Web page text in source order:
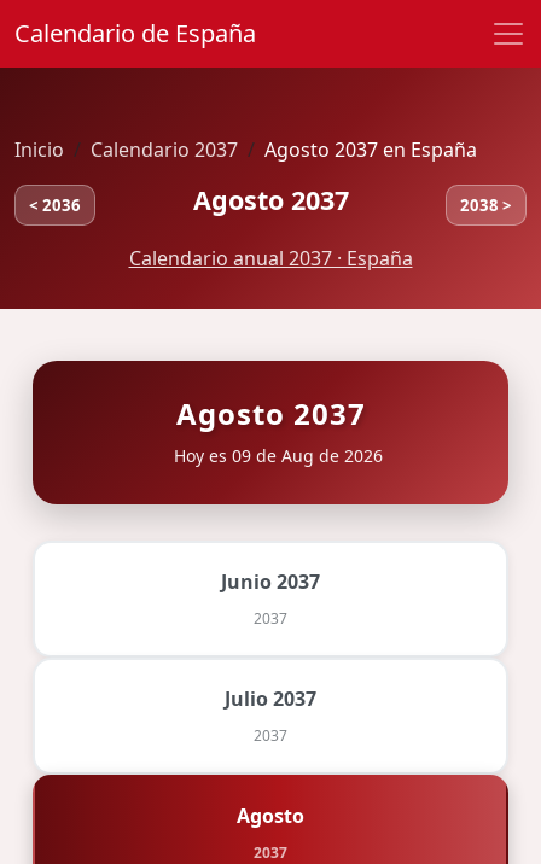
Calendario de España
Inicio Calendario 2037 Agosto 2037 en España
< 2036 Agosto 2037 2038 >
Calendario anual 2037 · España
Agosto 2037
Hoy es 09 de Aug de 2026
Junio 2037
2037
Julio 2037
2037
Agosto
2037